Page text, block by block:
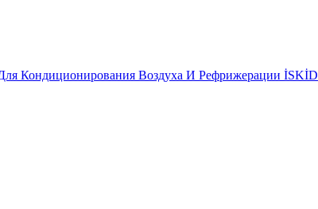
Кондиционирования Воздуха И Рефрижерации İSKİD